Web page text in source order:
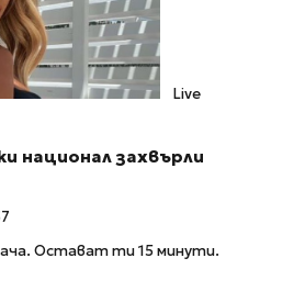
Live
национал захвърли
Остават ти 15 минути.